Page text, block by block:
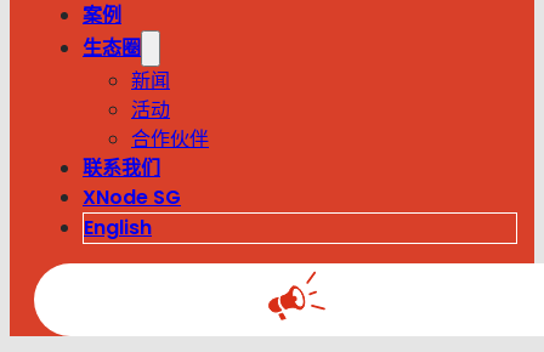
案例
生态圈
新闻
活动
合作伙伴
联系我们
XNode SG
English